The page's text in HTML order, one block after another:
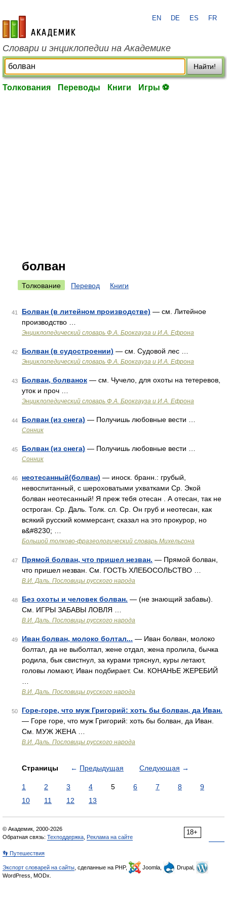
academic.ru
EN DE ES FR
Словари и энциклопедии на Академике
Найти!
Толкования Переводы Книги Игры ⚽
болван
Толкование Перевод Книги
41 Болван (в литейном производстве) — см. Литейное
производство …
Энциклопедический словарь Ф.А. Брокгауза и И.А. Ефрона
42 Болван (в судостроении) — см. Судовой лес …
Энциклопедический словарь Ф.А. Брокгауза и И.А. Ефрона
43 Болван, болванок — см. Чучело, для охоты на тетеревов,
уток и проч …
Энциклопедический словарь Ф.А. Брокгауза и И.А. Ефрона
44 Болван (из снега) — Получишь любовные вести …
Сонник
45 Болван (из снега) — Получишь любовные вести …
Сонник
46 неотесанный(болван) — иноск. бранн.: грубый,
невоспитанный, с шероховатыми ухватками Ср. Экой
болван неотесанный! Я преж тебя отесан . А отесан, так не
остроган. Ср. Даль. Толк. сл. Ср. Он груб и неотесан, как
всякий русский коммерсант, сказал на это прокурор, но
в&#8230; …
Большой толково-фразеологический словарь Михельсона
47 Прямой болван, что пришел незван. — Прямой болван,
что пришел незван. См. ГОСТЬ ХЛЕБОСОЛЬСТВО …
В.И. Даль. Пословицы русского народа
48 Без охоты и человек болван. — (не знающий забавы).
См. ИГРЫ ЗАБАВЫ ЛОВЛЯ …
В.И. Даль. Пословицы русского народа
49 Иван болван, молоко болтал... — Иван болван, молоко
болтал, да не выболтал, жене отдал, жена пролила, бычка
родила, бык свистнул, за курами тряснул, куры летают,
головы ломают, Иван подбирает. См. КОНАНЬЕ ЖЕРЕБИЙ
В.И. Даль. Пословицы русского народа
50
Горе-горе, что муж Григорий: хоть бы болван, да Иван.
— Горе горе, что муж Григорий: хоть бы болван, да Иван.
См. МУЖ ЖЕНА …
В.И. Даль. Пословицы русского народа
Страницы ← Предыдущая Следующая →
1 2 3 4 5 6 7 8
9
10
11 12 13
18+
© Академик, 2000-2026
Обратная связь: Техподдержка Реклама на сайте
👣 Путешествия
Экспорт словарей на сайты , сделанные на PHP, Joomla,
Drupal,
WordPress, MODx.